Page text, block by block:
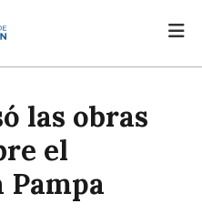
las obras
el